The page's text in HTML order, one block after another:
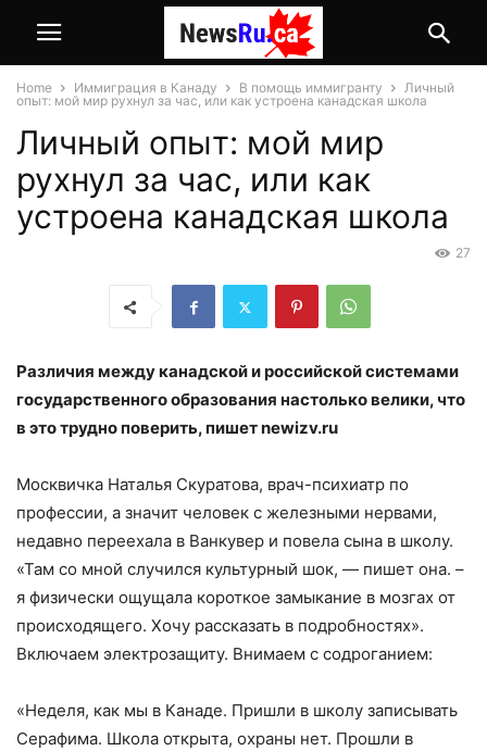
Home Иммиграция в Канаду В помощь иммигранту
Личный
опыт: мой мир рухнул за час, или как устроена канадская школа
Личный опыт: мой мир
рухнул за час, или как
устроена канадская школа
27
Различия между канадской и российской системами
государственного образования настолько велики, что
в это трудно поверить, пишет newizv.ru
Москвичка Наталья Скуратова, врач-психиатр по
профессии, а значит человек с железными нервами,
недавно переехала в Ванкувер и повела сына в школу.
«Там со мной случился культурный шок, — пишет она. –
я физически ощущала короткое замыкание в мозгах от
происходящего. Хочу рассказать в подробностях».
Включаем электрозащиту. Внимаем с содроганием:
«Неделя, как мы в Канаде. Пришли в школу записывать
Серафима. Школа открыта, охраны нет. Прошли в